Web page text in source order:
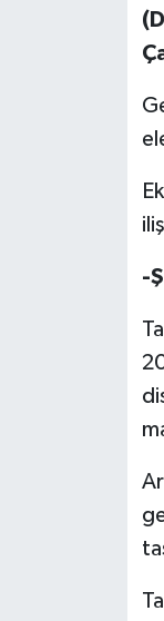
-
Nöbetçi
ÖZEL HABER
TEKNOLOJİ